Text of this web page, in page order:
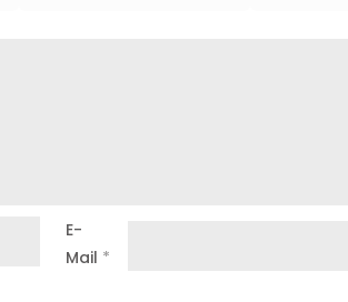
E-
Mail *